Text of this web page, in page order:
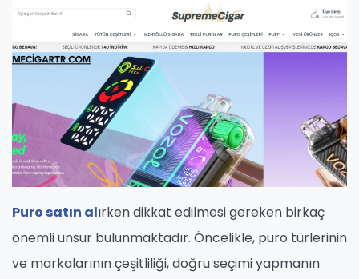
Puro satın alırken dikkat edilmesi gereken birkaç
önemli unsur bulunmaktadır. Öncelikle, puro türlerinin
ve markalarının çeşitliliği, doğru seçimi yapmanın